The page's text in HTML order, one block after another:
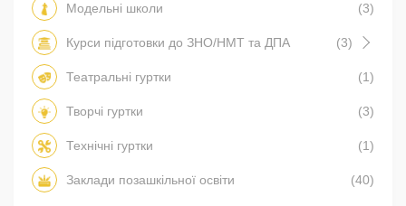
Модельні школи (3)
Курси підготовки до ЗНО/НМТ та ДПА (3)
Театральні гуртки (1)
Творчі гуртки (3)
Технічні гуртки (1)
Заклади позашкільної освіти (40)